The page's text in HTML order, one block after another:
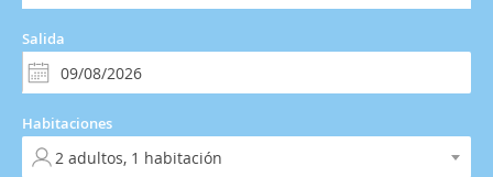
Salida
Habitaciones